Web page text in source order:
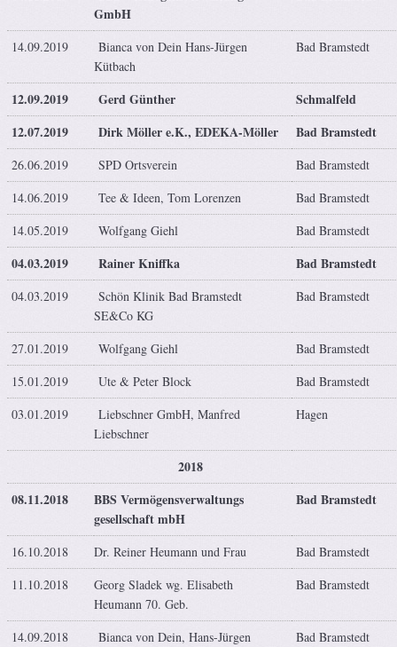
GmbH
14.09.2019
Bianca von Dein Hans-Jürgen
Kütbach
Bad Bramstedt
12.09.2019 Gerd Günther
Schmalfeld
12.07.2019
Dirk Möller e.K., EDEKA-Möller Bad Bramstedt
26.06.2019 SPD Ortsverein
Bad Bramstedt
14.06.2019
Tee & Ideen, Tom Lorenzen
Bad Bramstedt
14.05.2019
Wolfgang Giehl Bad Bramstedt
04.03.2019 Rainer Kniffka Bad Bramstedt
04.03.2019
Schön Klinik Bad Bramstedt
SE&Co KG
Bad Bramstedt
27.01.2019 Wolfgang Giehl
Bad Bramstedt
15.01.2019
Ute & Peter Block
Bad Bramstedt
03.01.2019
Liebschner GmbH, Manfred
Liebschner
Hagen
2018
08.11.2018
BBS Vermögensverwaltungs
gesellschaft mbH
Bad Bramstedt
16.10.2018 Dr. Reiner Heumann und Frau
Bad Bramstedt
11.10.2018
Georg Sladek wg. Elisabeth
Heumann 70. Geb.
Bad Bramstedt
14.09.2018
Bianca von Dein, Hans-Jürgen
Bad Bramstedt